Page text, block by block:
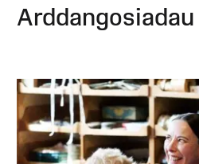
Arddangosiadau